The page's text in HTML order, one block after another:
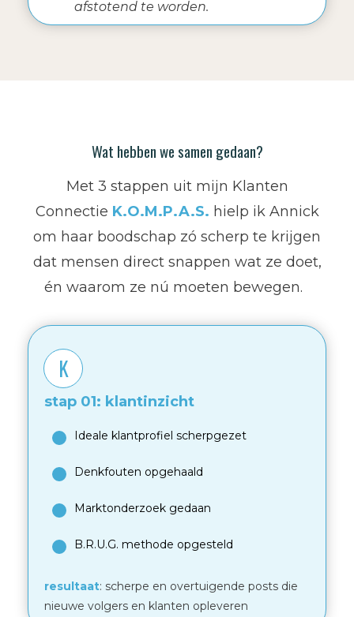
afstotend te worden.
Wat hebben we samen gedaan?
Met 3 stappen uit mijn Klanten
Connectie K.O.M.P.A.S. hielp ik Annick
om haar boodschap zó scherp te krijgen
dat mensen direct snappen wat ze doet,
én waarom ze nú moeten bewegen.
K
stap 01: klantinzicht
Ideale klantprofiel scherpgezet
Denkfouten opgehaald
Marktonderzoek gedaan
B.R.U.G. methode opgesteld
resultaat: scherpe en overtuigende posts die
nieuwe volgers en klanten opleveren